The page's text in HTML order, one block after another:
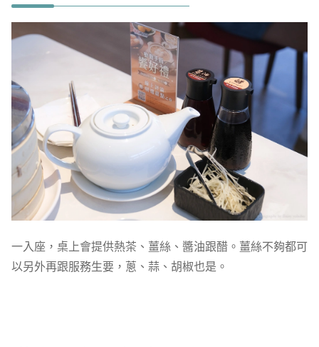
一入座，桌上會提供熱茶、薑絲、醬油跟醋。薑絲不夠都可
以另外再跟服務生要，蔥、蒜、胡椒也是。